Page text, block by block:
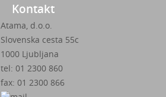
Kontakt
Atama, d.o.o.
Slovenska cesta 55c
1000 Ljubljana
tel: 01 2300 860
fax: 01 2300 866